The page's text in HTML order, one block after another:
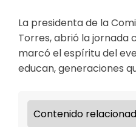
La presidenta de la
Torres, abrió la jornada
marcó el espíritu del
educan, generaciones
Contenido